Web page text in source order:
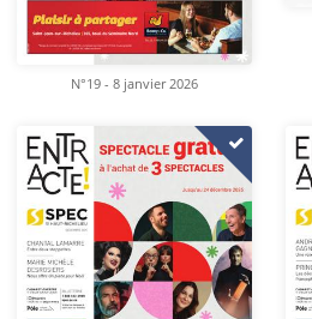
N°19 - 8 janvier 2026